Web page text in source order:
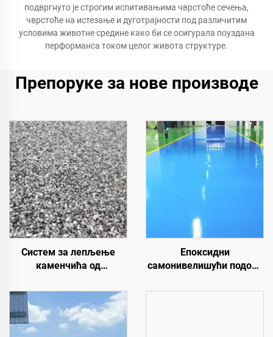
подвргнуто је строгим испитивањима чврстоће сечења,
чврстоће на истезање и дуготрајности под различитим
условима животне средине како би се осигурала поуздана
перформанса током целог живота структуре.
Препоруке за нове производе
Систем за лепљење
каменчића од
Хидроксипропил
полиуретан за уређење и
декорацију пејзажа
Епоксидни
самонивелишући подови
индустријске и луксузне